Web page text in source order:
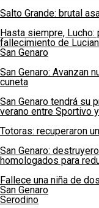
Salto Grande: brutal
Hasta siempre,
fallecimiento de
San Genaro
San Genaro: Avanzan
cuneta
San Genaro tendrá su
verano entre Sportivo
Totoras: recuperaron
San Genaro:
homologados para
Fallece una niña de
San Genaro
Serodino